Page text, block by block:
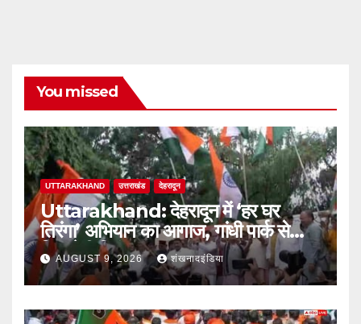
You missed
UTTARAKHAND उत्तराखंड देहरादून
Uttarakhand: देहरादून में ‘हर घर
तिरंगा’ अभियान का आगाज, गांधी पार्क से
निकलेगी तिरंगा यात्रा
AUGUST 9, 2026 शंखनादइंडिया